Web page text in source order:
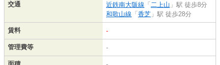
交通
近鉄南大阪線 「 二上山 」駅 徒歩8分
和歌山線 「 香芝 」駅 徒歩28分
賃料 -
管理費等 -